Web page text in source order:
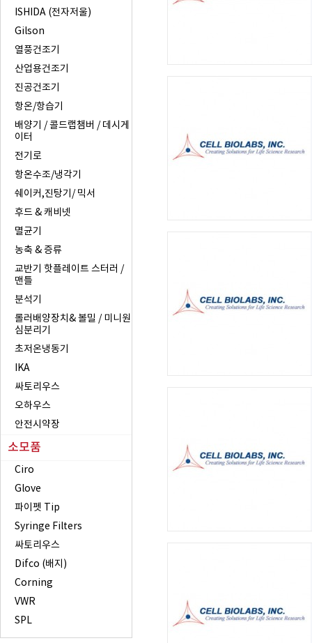
ISHIDA (전자저울)
Gilson
열풍건조기
산업용건조기
진공건조기
항온/항습기
배양기 / 콜드랩챔버 / 데시게
이터
전기로
항온수조/냉각기
쉐이커,진탕기/ 믹서
후드 & 캐비넷
멸균기
농축 & 증류
교반기 핫플레이트 스터러 /
맨틀
분석기
롤러배양장치& 볼밀 / 미니원
심분리기
초저온냉동기
IKA
싸토리우스
오하우스
안전시약장
소모품
Ciro
Glove
파이펫 Tip
Syringe Filters
싸토리우스
Difco (배지)
Corning
VWR
SPL